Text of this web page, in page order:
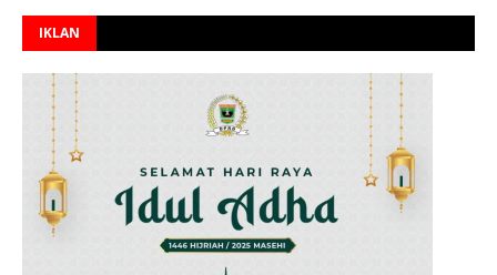
IKLAN